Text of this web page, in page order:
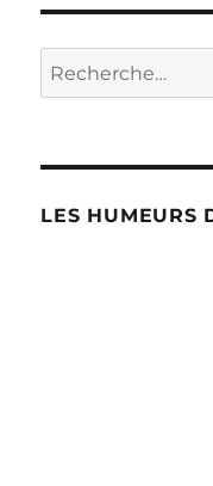
Recherche
pour :
LES HUMEURS